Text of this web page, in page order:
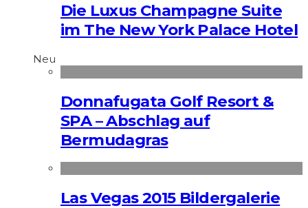
Die Luxus Champagne Suite
im The New York Palace Hotel
Neu
Donnafugata Golf Resort &
SPA – Abschlag auf
Bermudagras
Las Vegas 2015 Bildergalerie